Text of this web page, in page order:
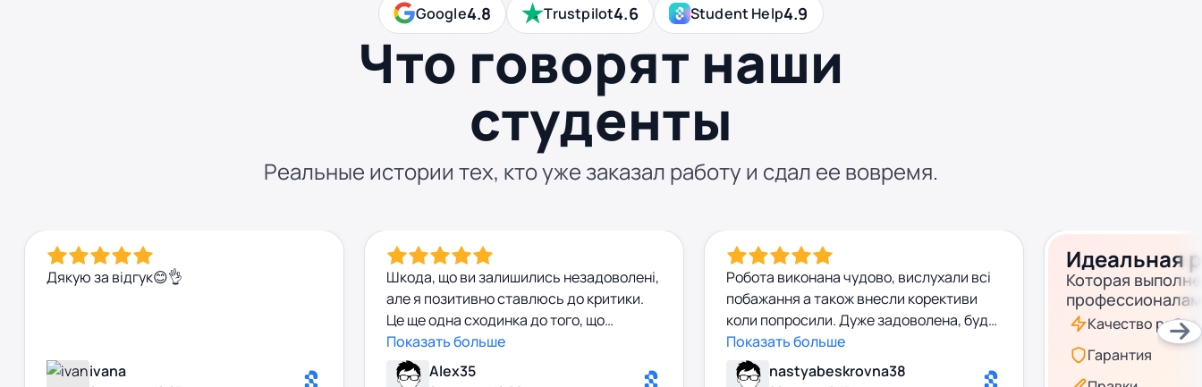
Google4.8 Trustpilot4.6 Student Help4.9
Что говорят наши
студенты
Реальные истории тех, кто уже заказал работу и сдал ее вовремя.
Дякую за відгук😊👌
ivana
Шкода, що ви залишились незадоволені,
але я позитивно ставлюсь до критики.
Це ще одна сходинка до того, що
потрібно щось удосконалити. 👌
Показать больше
Alex35
Робота виконана чудово, вислухали всі
побажання а також внесли корективи
коли попросили. Дуже задоволена, буду
звертатися ще
Показать больше
nastyabeskrovna38
Идеальная
Которая
Качество работ
Гарантия